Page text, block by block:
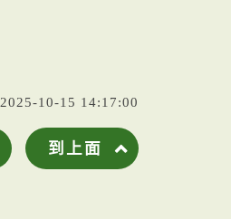
2025-10-15 14:17:00
到上面